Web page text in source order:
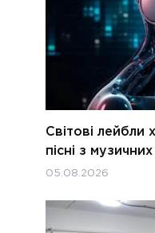
Світові
пісні з музичних
05.08.2026